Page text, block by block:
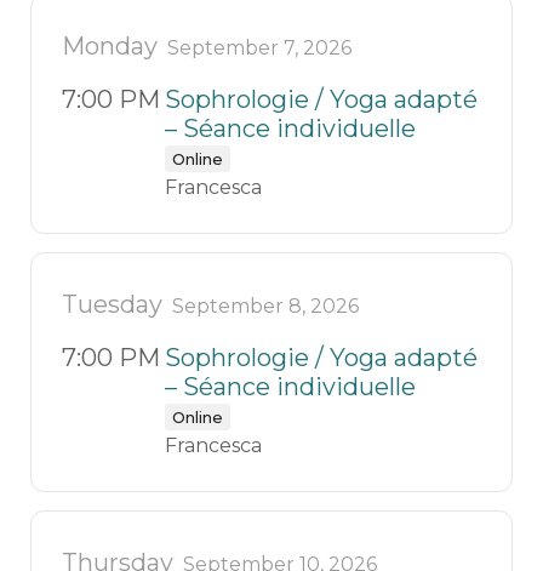
Monday September 7, 2026
7:00 PM Sophrologie / Yoga adapté
– Séance individuelle
Online
Francesca
Tuesday September 8, 2026
7:00 PM Sophrologie / Yoga adapté
– Séance individuelle
Online
Francesca
Thursday September 10, 2026